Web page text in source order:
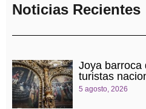
Noticias Recientes
Joya barroca
turistas
5 agosto, 2026